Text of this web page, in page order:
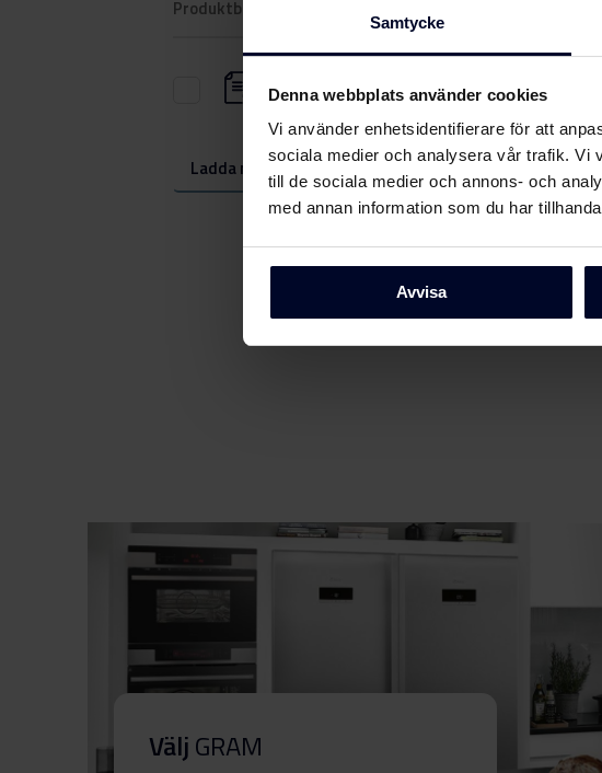
Samtycke
Denna webbplats använder cookies
Vi använder enhetsidentifierare för att
sociala medier och analysera vår trafik. Vi
till de sociala medier och annons- och
med annan information som du har
Avvisa
Produktbild Vaskemaskinerens 250ML
Vaskemaskinerens 250ML
Ladda
Ladda ner alla (1) Ladda ner utvalda
VäljGRAM